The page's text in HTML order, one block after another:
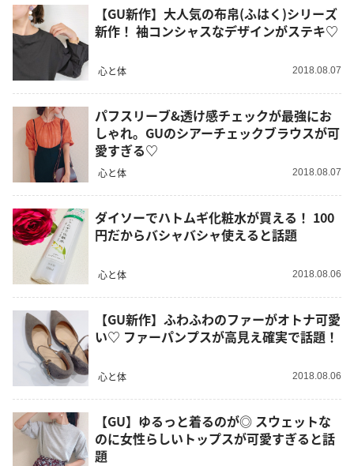
【GU新作】大人気の布帛(ふはく)シリーズ
新作！ 袖コンシャスなデザインがステキ♡
心と体 2018.08.07
パフスリーブ&透け感チェックが最強にお
しゃれ。GUのシアーチェックブラウスが可
愛すぎる♡
心と体 2018.08.07
ダイソーでハトムギ化粧水が買える！ 100
円だからバシャバシャ使えると話題
心と体 2018.08.06
【GU新作】ふわふわのファーがオトナ可愛
い♡ ファーパンプスが高見え確実で話題！
心と体 2018.08.06
【GU】ゆるっと着るのが◎ スウェットな
のに女性らしいトップスが可愛すぎると話
題